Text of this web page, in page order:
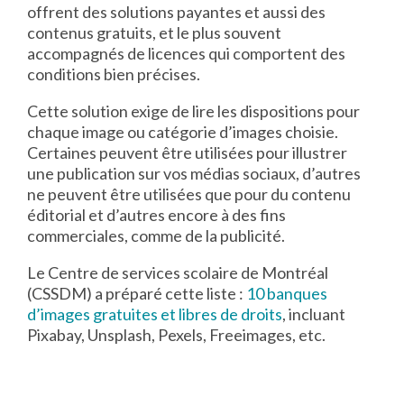
offrent des solutions payantes et aussi des
contenus gratuits, et le plus souvent
accompagnés de licences qui comportent des
conditions bien précises.
Cette solution exige de lire les dispositions pour
chaque image ou catégorie d’images choisie.
Certaines peuvent être utilisées pour illustrer
une publication sur vos médias sociaux, d’autres
ne peuvent être utilisées que pour du contenu
éditorial et d’autres encore à des fins
commerciales, comme de la publicité.
Le Centre de services scolaire de Montréal
(CSSDM) a préparé cette liste : 10 banques
d’images gratuites et libres de droits, incluant
Pixabay, Unsplash, Pexels, Freeimages, etc.